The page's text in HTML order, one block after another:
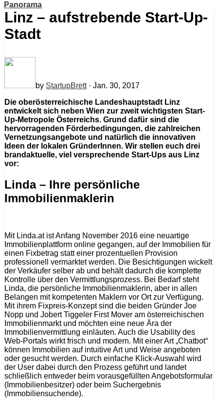
Panorama
Linz – aufstrebende Start-Up-
Stadt
by StartupBrett· Jan. 30, 2017
Die oberösterreichische Landeshauptstadt Linz
entwickelt sich neben Wien zur zweit wichtigsten Start-
Up-Metropole Österreichs. Grund dafür sind die
hervorragenden Förderbedingungen, die zahlreichen
Vernetzungsangebote und natürlich die innovativen
Ideen der lokalen GründerInnen. Wir stellen euch drei
brandaktuelle, viel versprechende Start-Ups aus Linz
vor:
Linda – Ihre persönliche
Immobilienmaklerin
Mit Linda.at ist Anfang November 2016 eine neuartige
Immobilienplattform online gegangen, auf der Immobilien für
einen Fixbetrag statt einer prozentuellen Provision
professionell vermarktet werden. Die Besichtigungen wickelt
der Verkäufer selber ab und behält dadurch die komplette
Kontrolle über den Vermittlungsprozess. Bei Bedarf steht
Linda, die persönliche Immobilienmaklerin, aber in allen
Belangen mit kompetenten Maklern vor Ort zur Verfügung.
Mit ihrem Fixpreis-Konzept sind die beiden Gründer Joe
Nopp und Jobert Tiggeler First Mover am österreichischen
Immobilienmarkt und möchten eine neue Ära der
Immobilienvermittlung einläuten. Auch die Usability des
Web-Portals wirkt frisch und modern. Mit einer Art „Chatbot“
können Immobilien auf intuitive Art und Weise angeboten
oder gesucht werden. Durch einfache Klick-Auswahl wird
der User dabei durch den Prozess geführt und landet
schließlich entweder beim vorausgefüllten Angebotsformular
(Immobilienbesitzer) oder beim Suchergebnis
(Immobiliensuchende).